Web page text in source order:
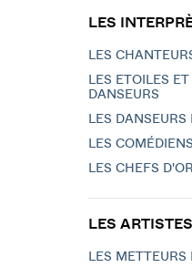
LES
LES
LES ETOILES
DANSEURS
LES DANSEURS
LES COMÉDIENS
LES CHEFS
LES ARTISTES
LES METTEURS